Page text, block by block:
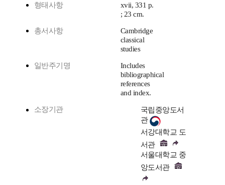
형태사항
xvii, 331 p.
; 23 cm.
총서사항
Cambridge
classical
studies
일반주기명
Includes
bibliographical
references
and index.
소장기관
국립중앙도서
관
서강대학교 도
서관
서울대학교 중
앙도서관